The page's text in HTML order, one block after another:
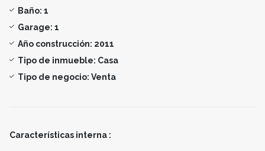
Baño: 1
Garage: 1
Año construcción: 2011
Tipo de inmueble: Casa
Tipo de negocio: Venta
Características interna :